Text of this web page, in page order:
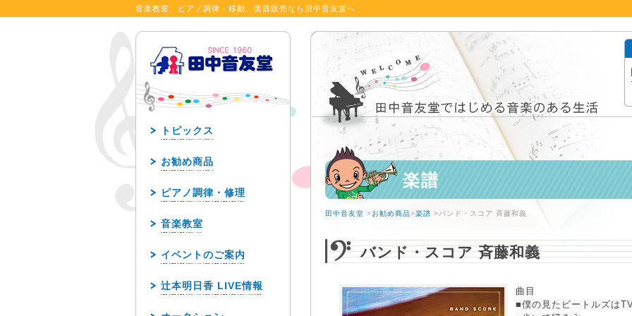
音楽教室、ピアノ調律・移動、楽器販売なら田中音友堂へ
楽譜
田中音友堂 >お勧め商品>楽譜 >バンド・スコア 斉藤和義
バンド・スコア 斉藤和義
曲目
■僕の見たビートルズは
トピックス
お勧め商品
ピアノ調律・修理
音楽教室
イベントのご案内
辻本明日香 LIVE情報